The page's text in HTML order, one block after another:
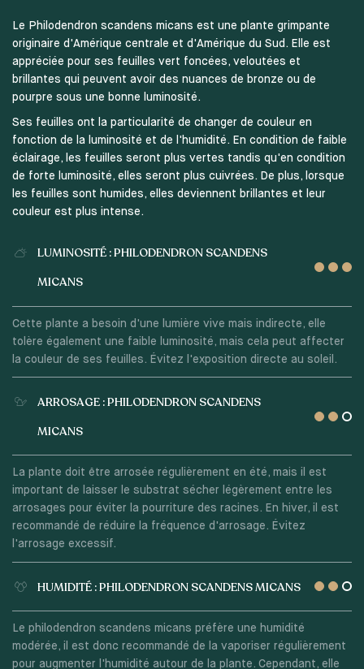
Le Philodendron scandens micans est une plante grimpante
originaire d'Amérique centrale et d'Amérique du Sud. Elle est
appréciée pour ses feuilles vert foncées, veloutées et
brillantes qui peuvent avoir des nuances de bronze ou de
pourpre sous une bonne luminosité.
Ses feuilles ont la particularité de changer de couleur en
fonction de la luminosité et de l'humidité. En condition de faible
éclairage, les feuilles seront plus vertes tandis qu'en condition
de forte luminosité, elles seront plus cuivrées. De plus, lorsque
les feuilles sont humides, elles deviennent brillantes et leur
couleur est plus intense.
LUMINOSITÉ : PHILODENDRON SCANDENS
MICANS
Cette plante a besoin d'une lumière vive mais indirecte, elle
tolère également une faible luminosité, mais cela peut affecter
la couleur de ses feuilles. Évitez l'exposition directe au soleil.
ARROSAGE : PHILODENDRON SCANDENS
MICANS
La plante doit être arrosée régulièrement en été, mais il est
important de laisser le substrat sécher légèrement entre les
arrosages pour éviter la pourriture des racines. En hiver, il est
recommandé de réduire la fréquence d'arrosage. Évitez
l'arrosage excessif.
HUMIDITÉ : PHILODENDRON SCANDENS MICANS
Le philodendron scandens micans préfère une humidité
modérée, il est donc recommandé de la vaporiser régulièrement
pour augmenter l'humidité autour de la plante. Cependant, elle